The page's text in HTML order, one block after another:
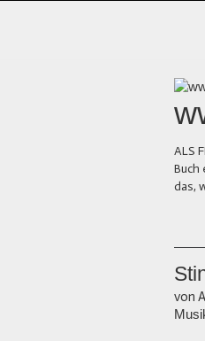
ALS
Buch
das,
von